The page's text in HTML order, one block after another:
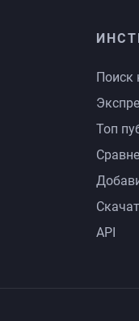
Поиск
Топ
API